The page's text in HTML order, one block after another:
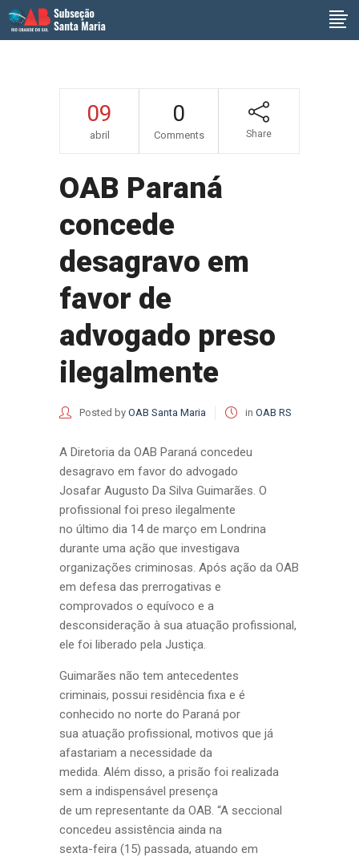
09
abril
0
Comments Share
OAB Paraná
concede
desagravo em
favor de
advogado preso
ilegalmente
Posted by OAB Santa Maria in OAB RS
A Diretoria da OAB Paraná concedeu
desagravo em favor do advogado
Josafar Augusto Da Silva Guimarães. O
profissional foi preso ilegalmente
no último dia 14 de março em Londrina
durante uma ação que investigava
organizações criminosas. Após ação da OAB
em defesa das prerrogativas e
comprovados o equívoco e a
desconsideração à sua atuação profissional,
ele foi liberado pela Justiça.
Guimarães não tem antecedentes
criminais, possui residência fixa e é
conhecido no norte do Paraná por
sua atuação profissional, motivos que já
afastariam a necessidade da
medida. Além disso, a prisão foi realizada
sem a indispensável presença
de um representante da OAB. “A seccional
concedeu assistência ainda na
sexta-feira (15) passada, atuando em